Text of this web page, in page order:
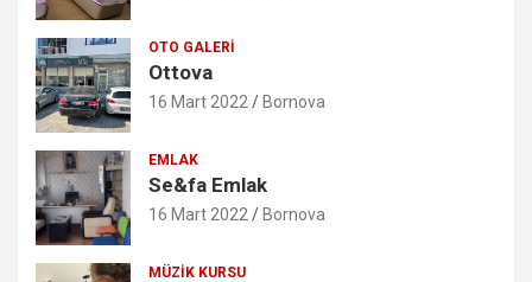
OTO GALERI
Ottova
16 Mart 2022 Bornova
EMLAK
Se&fa Emlak
16 Mart 2022 Bornova
MÜZIK KURSU